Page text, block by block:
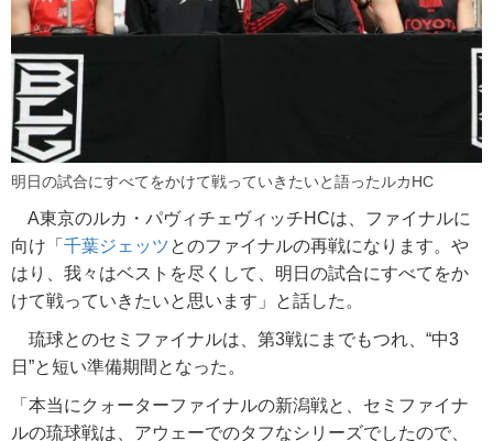
明日の試合にすべてをかけて戦っていきたいと語ったルカHC
A東京のルカ・パヴィチェヴィッチHCは、ファイナルに
向け「 千葉ジェッツとのファイナルの再戦になります。や
はり、我々はベストを尽くして、明日の試合にすべてをか
けて戦っていきたいと思います」と話した。
琉球とのセミファイナルは、第3戦にまでもつれ、“中3
日”と短い準備期間となった。
「本当にクォーターファイナルの新潟戦と、セミファイナ
ルの琉球戦は、アウェーでのタフなシリーズでしたので、